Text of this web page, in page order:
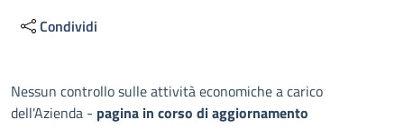
Condividi
Descrizione
Nessun controllo sulle attività economiche a carico
dell'Azienda - pagina in corso di aggiornamento